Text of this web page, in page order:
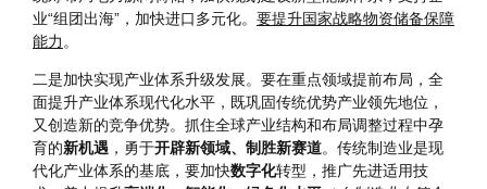
地和科技要产能，向国土资源要食物（要守好18亿亩耕地红
线，提高粮食种植水平，对于粮食进口的依赖度尽可能降
统筹布局电力源网荷储，加快规划建设新型能源体系，支持企
业“组团出海”，加快进口多元化。要提升国家战略物资储备保障
能力。
二是加快实现产业体系升级发展。要在重点领域提前布局，全
面提升产业体系现代化水平，既巩固传统优势产业领先地位，